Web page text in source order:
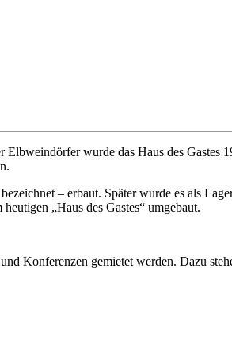
wurde das Haus des Gastes
– erbaut. Später wurde es als
„Haus des Gastes“ umgebaut.
Konferenzen gemietet werden. Dazu